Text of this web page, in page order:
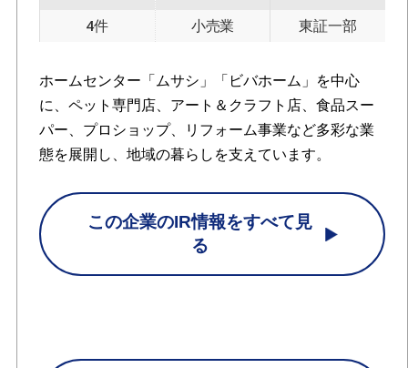
4件 小売業 東証一部
ホームセンター「ムサシ」「ビバホーム」を中心
に、ペット専門店、アート＆クラフト店、食品スー
パー、プロショップ、リフォーム事業など多彩な業
態を展開し、地域の暮らしを支えています。
この企業のIR情報をすべて見
る